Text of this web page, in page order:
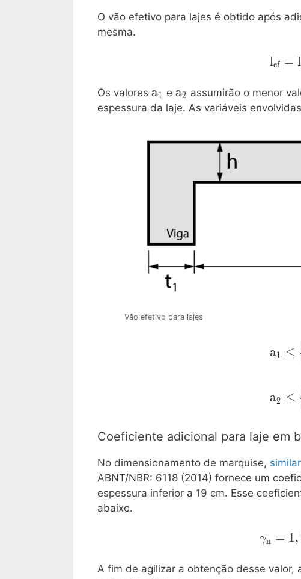
O vão efetivo para lajes é obtido após
mesma.
lef = l
Os valores \mathrm{a_1}
a1 e \mathrm{a_2}
a2 assumirão o menor
espessura da laje. As variáveis
Vão efetivo para lajes
a_1
{ll}
a1 ≤
a_2
{ll}
a2 ≤
Coeficiente adicional para laje em
No dimensionamento de marquise,
ABNT/NBR: 6118 (2014) fornece um
espessura inferior a 19 cm. Esse
abaixo.
γn = 1,
A fim de agilizar a obtenção desse